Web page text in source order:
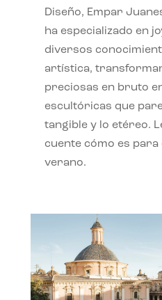
Diseño, Empar
ha especializado en
diversos
artística,
preciosas en bruto
escultóricas que
tangible y lo etéreo.
cuente cómo es para
verano.